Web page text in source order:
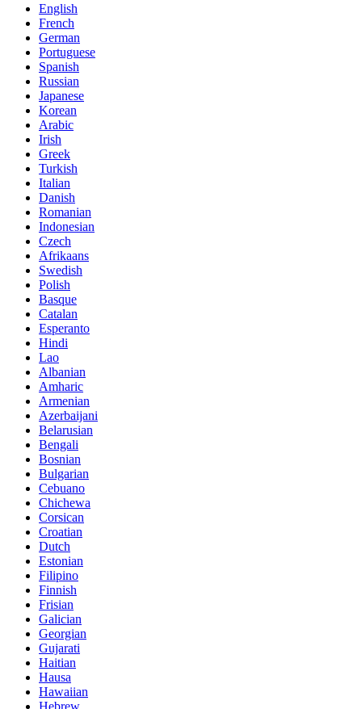
English
French
German
Portuguese
Spanish
Russian
Japanese
Korean
Arabic
Irish
Greek
Turkish
Italian
Danish
Romanian
Indonesian
Czech
Afrikaans
Swedish
Polish
Basque
Catalan
Esperanto
Hindi
Lao
Albanian
Amharic
Armenian
Azerbaijani
Belarusian
Bengali
Bosnian
Bulgarian
Cebuano
Chichewa
Corsican
Croatian
Dutch
Estonian
Filipino
Finnish
Frisian
Galician
Georgian
Gujarati
Haitian
Hausa
Hawaiian
Hebrew